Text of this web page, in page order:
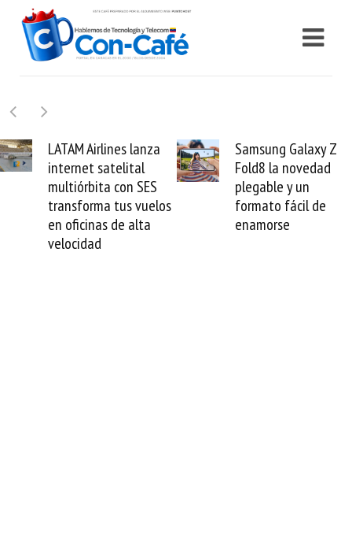
Samsung Galaxy Z
Fold8 la novedad
plegable y un
formato fácil de
enamorse
Cashea levanta 100
millones de dólares y
valida el crédito del
venezolano ante el
mundo